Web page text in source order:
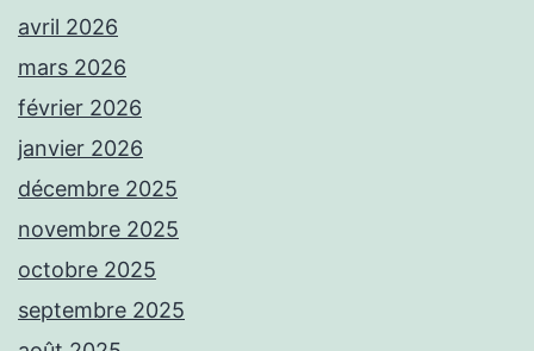
avril 2026
mars 2026
février 2026
janvier 2026
décembre 2025
novembre 2025
octobre 2025
septembre 2025